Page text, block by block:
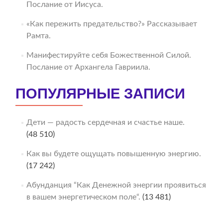
Послание от Иисуса.
«Как пережить предательство?» Рассказывает
Рамта.
Манифестируйте себя Божественной Силой.
Послание от Архангела Гавриила.
ПОПУЛЯРНЫЕ ЗАПИСИ
Дети — радость сердечная и счастье наше.
(48 510)
Как вы будете ощущать повышенную энергию.
(17 242)
Абунданция “Как Денежной энергии проявиться
в вашем энергетическом поле“. (13 481)